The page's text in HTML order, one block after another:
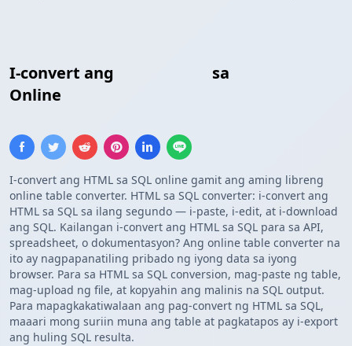
I-convert ang sa
Online
I-convert ang HTML sa SQL online gamit ang aming libreng
online table converter. HTML sa SQL converter: i-convert ang
HTML sa SQL sa ilang segundo — i-paste, i-edit, at i-download
ang SQL. Kailangan i-convert ang HTML sa SQL para sa API,
spreadsheet, o dokumentasyon? Ang online table converter na
ito ay nagpapanatiling pribado ng iyong data sa iyong
browser. Para sa HTML sa SQL conversion, mag-paste ng table,
mag-upload ng file, at kopyahin ang malinis na SQL output.
Para mapagkakatiwalaan ang pag-convert ng HTML sa SQL,
maaari mong suriin muna ang table at pagkatapos ay i-export
ang huling SQL resulta.